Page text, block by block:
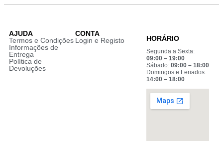
AJUDA
Termos e Condições
Informações de
Entrega
Política de
Devoluções
CONTA
Login e Registo
HORÁRIO
Segunda a Sexta:
09:00 – 19:00
Sábado: 09:00 – 18:00
Domingos e Feriados:
14:00 – 18:00